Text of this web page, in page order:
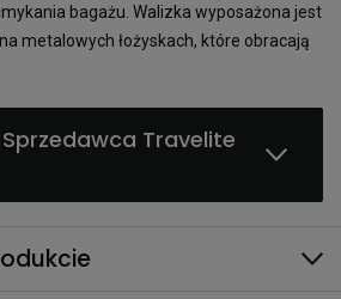
bagażu. Walizka wyposażona jest
na metalowych łożyskach, które obracają
Travelite